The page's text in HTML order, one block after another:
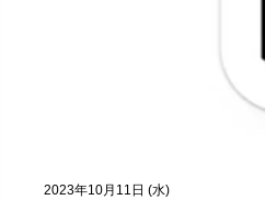
2023年10月11日 (水)